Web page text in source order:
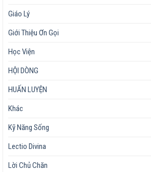
Giáo Lý
Giới Thiệu Ơn Gọi
Học Viện
HỘI DÒNG
HUẤN LUYỆN
Khác
Kỹ Năng Sống
Lectio Divina
Lời Chủ Chăn